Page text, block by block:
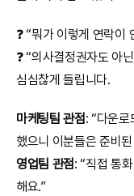
❓ “뭐가 이렇게 연락이
❓ “의사결정권자도 아
심심찮게 들립니다.
마케팅팀 관점 : “다운
했으니 이분들은 준비
영업팀 관점 : “직접 통
해요.”